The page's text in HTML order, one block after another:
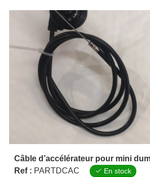
Câble d’accélérateur pour mini
Ref : PARTDCAC En stock